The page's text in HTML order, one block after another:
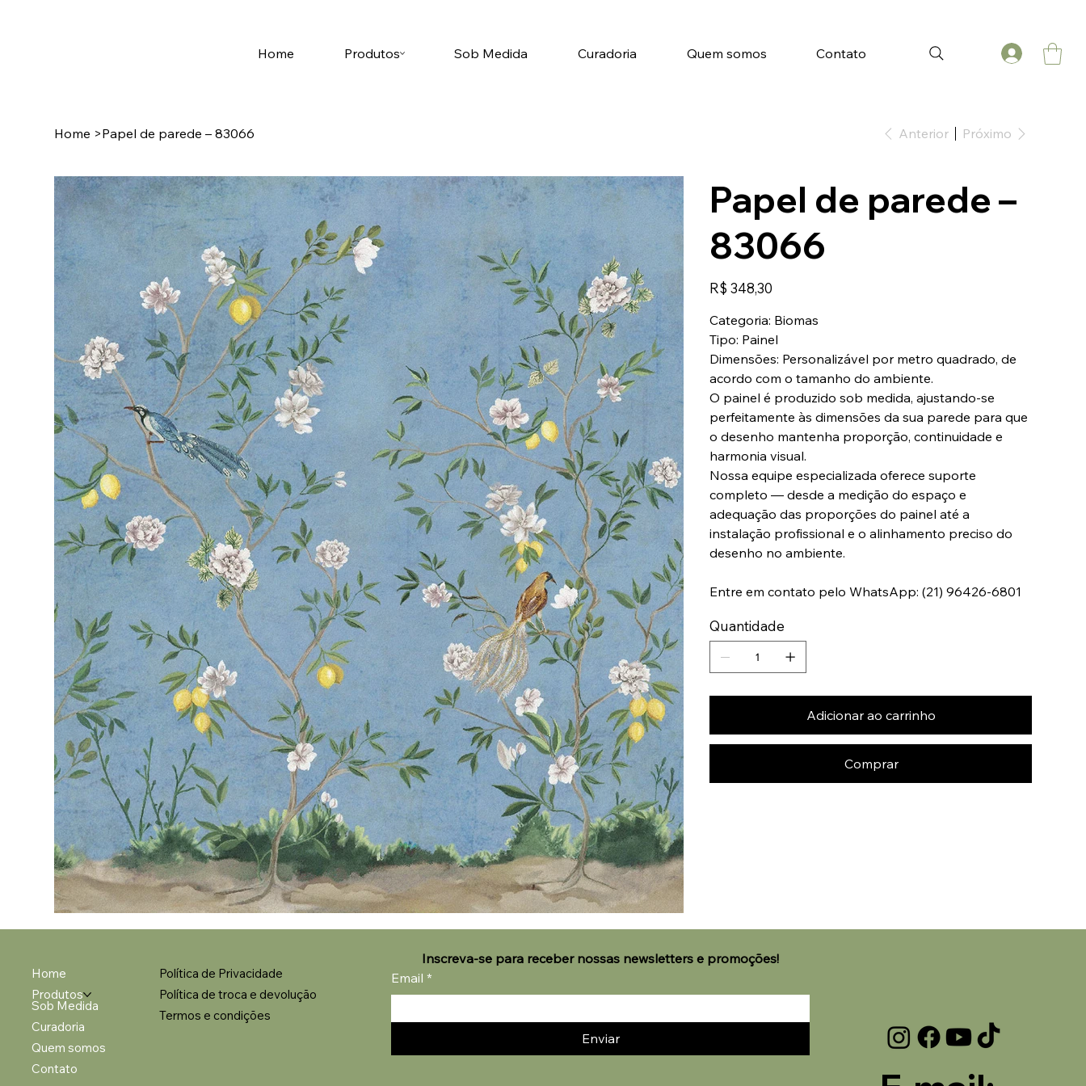
Home Produtos Sob Medida Curadoria Quem somos Contato
Home >Papel de parede – 83066 Anterior Próximo
Papel de parede –
83066
Preço
R$ 348,30
Categoria: Biomas
Tipo: Painel
Dimensões: Personalizável por metro quadrado, de
acordo com o tamanho do ambiente.
O painel é produzido sob medida, ajustando-se
perfeitamente às dimensões da sua parede para que
o desenho mantenha proporção, continuidade e
harmonia visual.
Nossa equipe especializada oferece suporte
completo — desde a medição do espaço e
adequação das proporções do painel até a
instalação profissional e o alinhamento preciso do
desenho no ambiente.
Entre em contato pelo WhatsApp: (21) 96426-6801
Quantidade
Adicionar ao carrinho
Comprar
Home
Produtos
Sob Medida
Curadoria
Quem somos
Contato
Política de Privacidade
Política de troca e devolução
Termos e condições
Inscreva-se para receber nossas newsletters e promoções!
Email *
Enviar
Tell us, how can we solve your issue?
Tap to chat